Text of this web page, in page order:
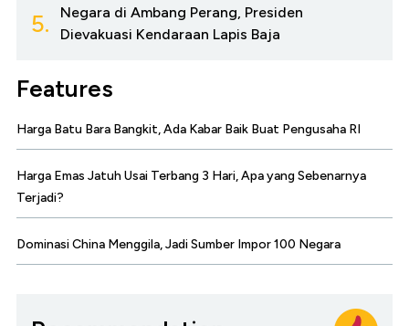
5.
Negara di Ambang Perang, Presiden
Dievakuasi Kendaraan Lapis Baja
Features
Harga Batu Bara Bangkit, Ada Kabar Baik Buat Pengusaha RI
Harga Emas Jatuh Usai Terbang 3 Hari, Apa yang Sebenarnya
Terjadi?
Dominasi China Menggila, Jadi Sumber Impor 100 Negara